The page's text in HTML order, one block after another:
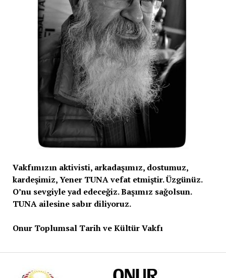
Vakfımızın aktivisti, arkadaşımız, dostumuz,
kardeşimiz, Yener TUNA vefat etmiştir. Üzgünüz.
O’nu sevgiyle yad edeceğiz. Başımız sağolsun.
TUNA ailesine sabır diliyoruz.
Onur Toplumsal Tarih ve Kültür Vakfı